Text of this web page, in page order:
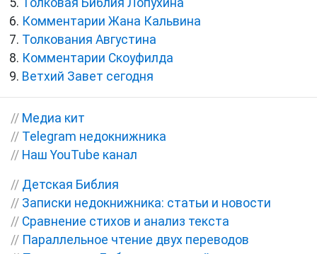
Толковая Библия Лопухина
Комментарии Жана Кальвина
Толкования Августина
Комментарии Скоуфилда
Ветхий Завет сегодня
// Медиа кит
// Telegram недокнижника
// Наш YouTube канал
// Детская Библия
// Записки недокнижника: статьи и новости
// Сравнение стихов и анализ текста
// Параллельное чтение двух переводов